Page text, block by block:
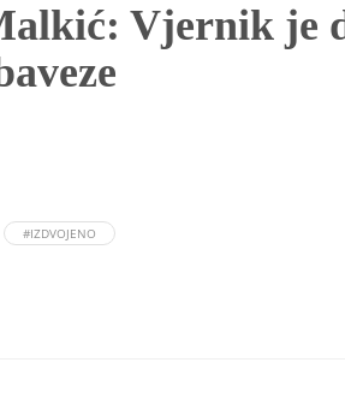
Vjernik je
#IZDVOJENO